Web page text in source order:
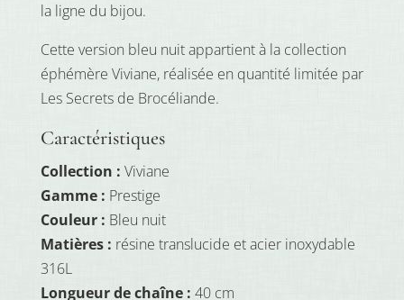
la ligne du bijou.
Cette version bleu nuit appartient à la collection
éphémère Viviane, réalisée en quantité limitée par
Les Secrets de Brocéliande.
Caractéristiques
Collection : Viviane
Gamme : Prestige
Couleur : Bleu nuit
Matières : résine translucide et acier inoxydable
316L
Longueur de chaîne : 40 cm